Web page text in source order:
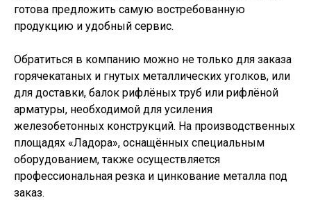
готова предложить самую востребованную
продукцию и удобный сервис.
Обратиться в компанию можно не только для заказа
горячекатаных и гнутых металлических уголков, или
для доставки, балок рифлёных труб или рифлёной
арматуры, необходимой для усиления
железобетонных конструкций. На производственных
площадях «Ладора», оснащённых специальным
оборудованием, также осуществляется
профессиональная резка и цинкование металла под
заказ.